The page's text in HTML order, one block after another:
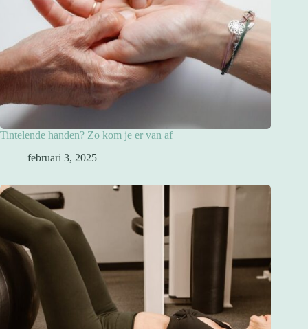
Tintelende handen? Zo kom je er van af
februari 3, 2025